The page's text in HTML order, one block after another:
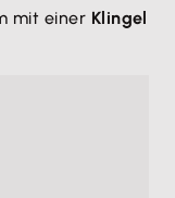
mit einer Klingel